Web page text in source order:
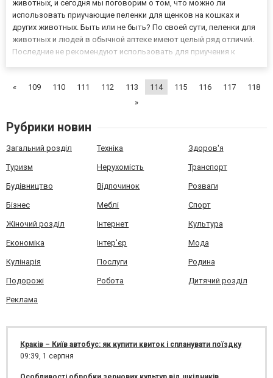
животных, и сегодня мы поговорим о том, что можно ли
использовать приучающие пеленки для щенков на кошках и
других животных. Быть или не быть? По своей сути, пеленки для
животных и людей в обычной аптеке имеют целый ряд отличий.
Последние не рекомендуют использовать для приучения к
жизненно н...
« 109 110 111 112 113 114 115 116 117
118
»
Рубрики новин
Загальний розділ Техніка Здоров'я
Туризм Нерухомість Транспорт
Будівництво Відпочинок Розваги
Бізнес Меблі Спорт
Жіночий розділ Інтернет Культура
Економіка Інтер'єр Мода
Кулінарія Послуги Родина
Подорожі Робота Дитячий розділ
Реклама
Краків – Київ автобус: як купити квиток і спланувати поїздку
09:39, 1 серпня